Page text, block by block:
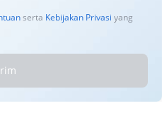
serta Kebijakan Privasi yang